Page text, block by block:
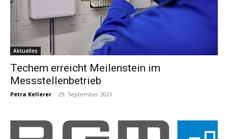
Aktuelles
Techem erreicht Meilenstein im
Messstellenbetrieb
Petra Kellerer - 29. September 2021